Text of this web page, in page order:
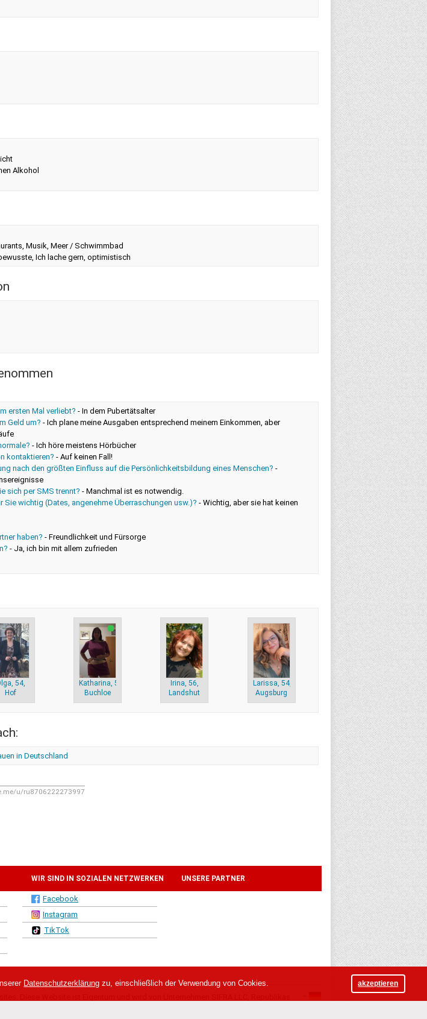
Alkohol
Musik, Meer / Schwimmbad
Ich lache gern, optimistisch
ersten Mal verliebt? - In dem Pubertätsalter
Geld um? - Ich plane meine Ausgaben entsprechend meinem Einkommen, aber
- Ich höre meistens Hörbücher
kontaktieren? - Auf keinen Fall!
nach den größten Einfluss auf die Persönlichkeitsbildung eines Menschen? -
sich per SMS trennt? - Manchmal ist es notwendig.
Sie wichtig (Dates, angenehme Überraschungen usw.)? - Wichtig, aber sie hat keinen
haben? - Freundlichkeit und Fürsorge
- Ja, ich bin mit allem zufrieden
54,
Hof
Katharina, 51,
Buchloe
Irina, 56,
Landshut
Larissa, 54,
Augsburg
in Deutschland
u/ru8706222273997
WIR SIND IN SOZIALEN NETZWERKEN UNSERE PARTNER
Facebook
Instagram
TikTok
Datenschutzerklärung zu, einschließlich der Verwendung von Cookies. akzeptieren